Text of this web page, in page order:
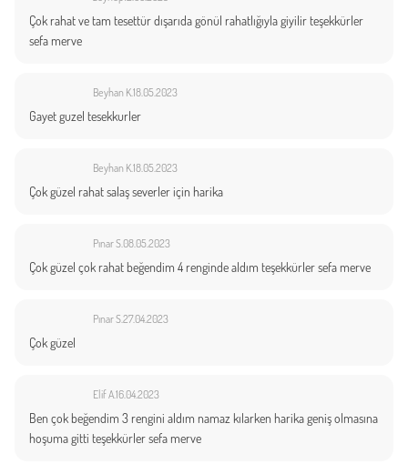
Çok rahat ve tam tesettür dışarıda gönül rahatlığıyla giyilir teşekkürler
sefa merve
Beyhan K.18.05.2023
Gayet guzel tesekkurler
Beyhan K.18.05.2023
Çok güzel rahat salaş severler için harika
Pınar S.08.05.2023
Çok güzel çok rahat beğendim 4 renginde aldım teşekkürler sefa merve
Pınar S.27.04.2023
Çok güzel
Elif A.16.04.2023
Ben çok beğendim 3 rengini aldım namaz kılarken harika geniş olmasına
hoşuma gitti teşekkürler sefa merve